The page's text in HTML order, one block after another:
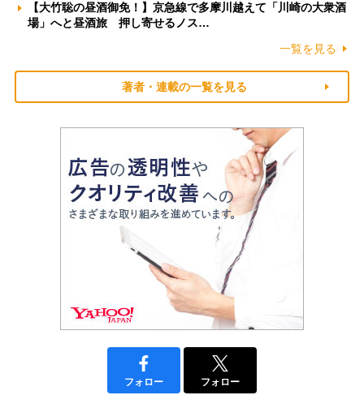
【大竹聡の昼酒御免！】京急線で多摩川越えて「川崎の大衆酒
場」へと昼酒旅 押し寄せるノス…
一覧を見る
著者・連載の一覧を見る
フォロー フォロー